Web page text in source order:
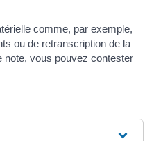
comme, par exemple,
ou de retranscription de la
note, vous pouvez contester